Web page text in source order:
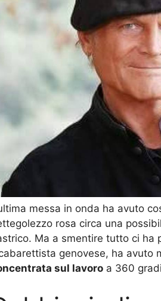
messa in onda ha avuto
rosa circa una
Ma a smentire tutto ci ha
genovese, ha avuto
sul lavoro a 360